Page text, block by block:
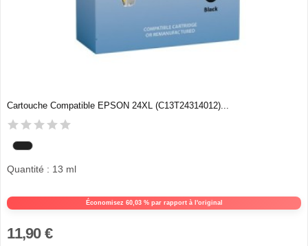
Cartouche Compatible EPSON 24XL (C13T24314012)...
Économisez 60,03 % par rapport à l'original
Quantité : 13 ml
11,90 €